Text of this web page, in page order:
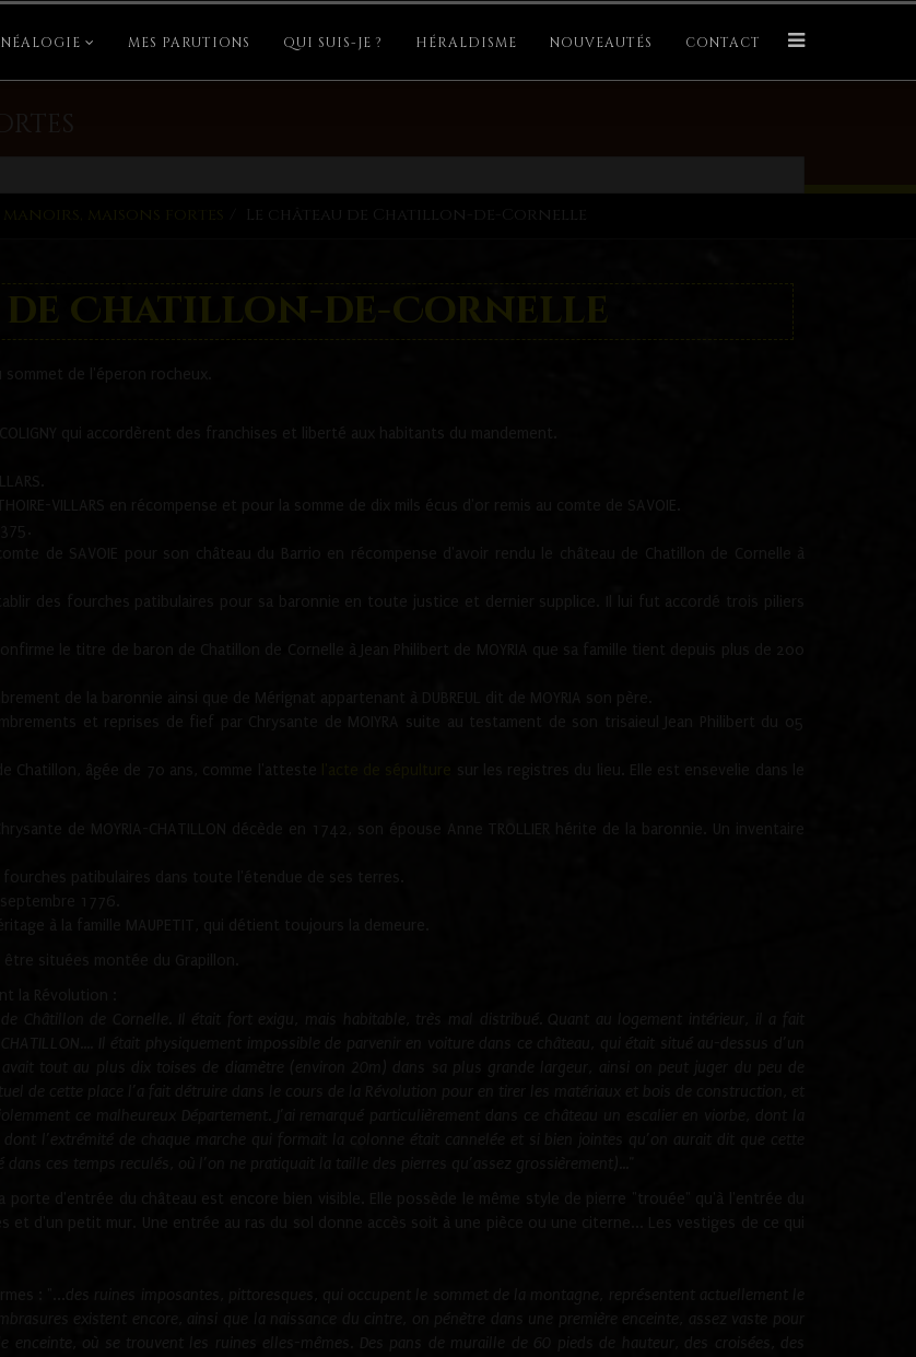
MES PARUTIONS QUI SUIS-JE ? HÉRALDISME NOUVEAUTÉS CONTACT
Le château de Chatillon-de-Cornelle
de Chatillon-de-Cornelle
de l'éperon rocheux.
qui accordèrent des franchises et liberté aux habitants du mandement.
VILLARS en récompense et pour la somme de dix mils écus d'or remis au comte de SAVOIE.
de SAVOIE pour son château du Barrio en récompense d'avoir rendu le château de Chatillon de Cornelle à
des fourches patibulaires pour sa baronnie en toute justice et dernier supplice. Il lui fut accordé trois piliers
le titre de baron de Chatillon de Cornelle à Jean Philibert de MOYRIA que sa famille tient depuis plus de 200
de la baronnie ainsi que de Mérignat appartenant à DUBREUL dit de MOYRIA son père.
et reprises de fief par Chrysante de MOIYRA suite au testament de son trisaieul Jean Philibert du 05
Chatillon, âgée de 70 ans, comme l'atteste
sur les registres du lieu. Elle est ensevelie dans le
de MOYRIA-CHATILLON décède en 1742, son épouse Anne TROLLIER hérite de la baronnie. Un inventaire
patibulaires dans toute l'étendue de ses terres.
1776.
à la famille MAUPETIT, qui détient toujours la demeure.
situées montée du Grapillon.
la Révolution :
Châtillon de Cornelle. Il était fort exigu, mais habitable, très mal distribué. Quant au logement intérieur, il a fait
Il était physiquement impossible de parvenir en voiture dans ce château, qui était situé au-dessus d’un
tout au plus dix toises de diamètre (environ 20m) dans sa plus grande largeur, ainsi on peut juger du peu de
de cette place l’a fait détruire dans le cours de la Révolution pour en tirer les matériaux et bois de construction, et
ce malheureux Département. J’ai
l’extrémité de chaque marche qui formait la colonne était cannelée et si bien jointes qu’on aurait dit que cette
ces temps reculés, où l’on ne pratiquait la taille des pierres qu’assez grossièrement)..."
porte d'entrée du château est encore bien visible. Elle possède le même style de pierre "trouée" qu'à l'entrée du
et d'un petit mur. Une entrée au ras du sol donne accès soit à une pièce ou une citerne... Les vestiges de ce qui
: "...
des ruines imposantes, pittoresques, qui occupent le sommet de la montagne, représentent actuellement le
existent encore, ainsi que la naissance du cintre, on pénètre dans une première enceinte, assez vaste pour
enceinte, où se trouvent les ruines elles-mêmes. Des pans de muraille de 60 pieds de hauteur, des croisées, des